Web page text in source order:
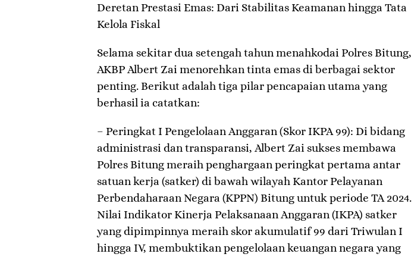
​Deretan Prestasi Emas: Dari Stabilitas Keamanan hingga Tata
Kelola Fiskal
​Selama sekitar dua setengah tahun menahkodai Polres Bitung,
AKBP Albert Zai menorehkan tinta emas di berbagai sektor
penting. Berikut adalah tiga pilar pencapaian utama yang
berhasil ia catatkan:
– ​Peringkat I Pengelolaan Anggaran (Skor IKPA 99): Di bidang
administrasi dan transparansi, Albert Zai sukses membawa
Polres Bitung meraih penghargaan peringkat pertama antar
satuan kerja (satker) di bawah wilayah Kantor Pelayanan
Perbendaharaan Negara (KPPN) Bitung untuk periode TA 2024.
Nilai Indikator Kinerja Pelaksanaan Anggaran (IKPA) satker
yang dipimpinnya meraih skor akumulatif 99 dari Triwulan I
hingga IV, membuktikan pengelolaan keuangan negara yang